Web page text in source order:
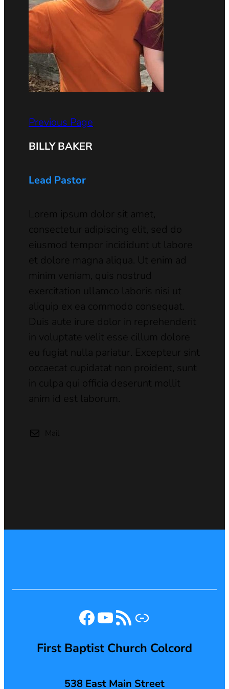
Previous Page
BILLY BAKER
Lead Pastor
Lorem ipsum dolor sit amet,
consectetur adipiscing elit, sed do
eiusmod tempor incididunt ut labore
et dolore magna aliqua. Ut enim ad
minim veniam, quis nostrud
exercitation ullamco laboris nisi ut
aliquip ex ea commodo consequat.
Duis aute irure dolor in reprehenderit
in voluptate velit esse cillum dolore
eu fugiat nulla pariatur. Excepteur sint
occaecat cupidatat non proident, sunt
in culpa qui officia deserunt mollit
anim id est laborum.
Mail
Facebook
YouTube
RSS Feed
Link
First Baptist Church Colcord
538 East Main Street